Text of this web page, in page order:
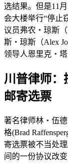
选结果。但是11
会大楼举行“停止
议员弗农・琼斯（
斯・琼斯（Alex
领导人恩里克・塔
川普律师：
邮寄选票
著名律师林‧伍德
格(Brad
寄选票被不当处
间的一份协议改